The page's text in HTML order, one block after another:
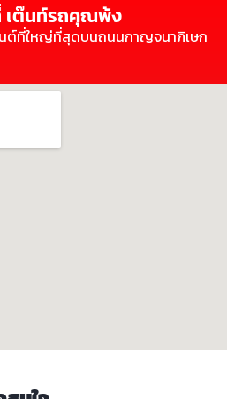
เต๊นท์รถคุณพ้ง
ต์ที่ใหญ่ที่สุดบนถนนกาญจนาภิเษก